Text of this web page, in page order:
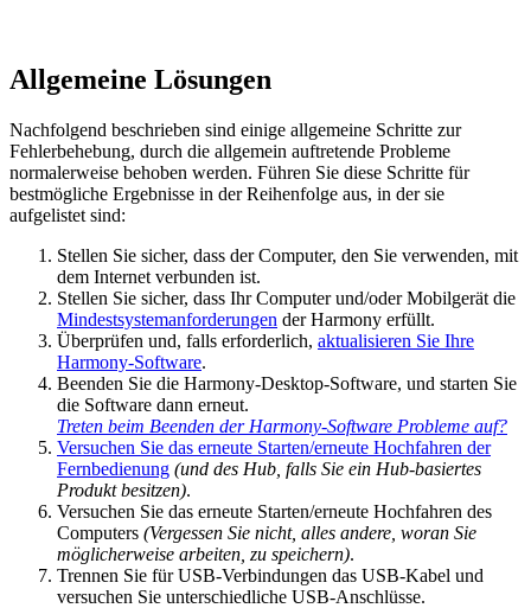
Allgemeine Lösungen
Nachfolgend beschrieben sind einige allgemeine Schritte zur
Fehlerbehebung, durch die allgemein auftretende Probleme
normalerweise behoben werden. Führen Sie diese Schritte für
bestmögliche Ergebnisse in der Reihenfolge aus, in der sie
aufgelistet sind:
Stellen Sie sicher, dass der Computer, den Sie verwenden, mit
dem Internet verbunden ist.
Stellen Sie sicher, dass Ihr Computer und/oder Mobilgerät die
Mindestsystemanforderungen der Harmony erfüllt.
Überprüfen und, falls erforderlich, aktualisieren Sie Ihre
Harmony-Software.
Beenden Sie die Harmony-Desktop-Software, und starten Sie
die Software dann erneut.
Treten beim Beenden der Harmony-Software Probleme auf?
Versuchen Sie das erneute Starten/erneute Hochfahren der
Fernbedienung (und des Hub, falls Sie ein Hub-basiertes
Produkt besitzen).
Versuchen Sie das erneute Starten/erneute Hochfahren des
Computers (Vergessen Sie nicht, alles andere, woran Sie
möglicherweise arbeiten, zu speichern).
Trennen Sie für USB-Verbindungen das USB-Kabel und
versuchen Sie unterschiedliche USB-Anschlüsse.